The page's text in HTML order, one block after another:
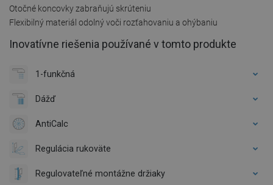
Otočné koncovky zabraňujú skrúteniu
Flexibilný materiál odolný voči rozťahovaniu a ohýbaniu
Inovatívne riešenia používané v tomto produkte
1-funkčná
Dážď
AntiCalc
Regulácia rukoväte
Regulovateľné montážne držiaky